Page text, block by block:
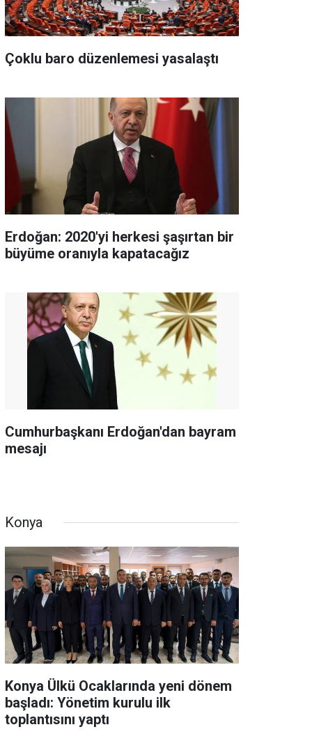
Çoklu baro düzenlemesi yasalaştı
Erdoğan: 2020'yi herkesi şaşırtan bir
büyüme oranıyla kapatacağız
Cumhurbaşkanı Erdoğan'dan bayram
mesajı
Konya
Konya Ülkü Ocaklarında yeni dönem
başladı: Yönetim kurulu ilk
toplantısını yaptı